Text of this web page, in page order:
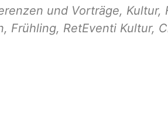
und Vorträge, Kultur,
, Frühling, RetEventi Kultur,